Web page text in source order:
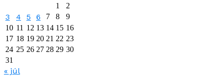
1
2
3 4 5 6 7 8
9
10 11 12 13 14 15 16
17 18 19 20 21 22 23
24 25 26 27 28 29 30
31
« júl